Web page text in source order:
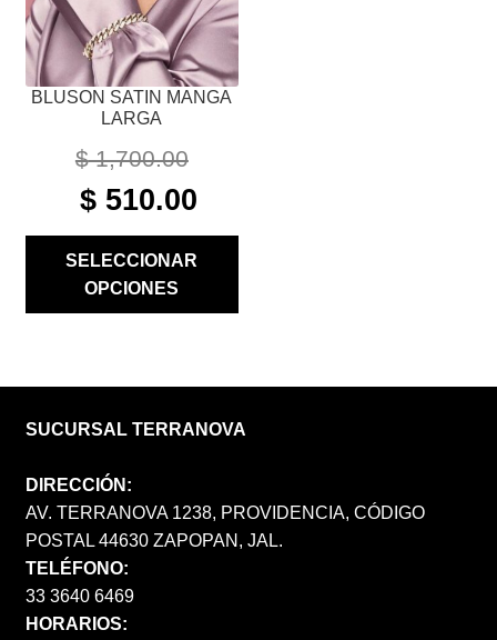
BLUSON SATIN MANGA
LARGA
$1,700.00
ORIGINAL
PRICE
$ 1,700.00.
$ 510.00
SELECCIONAR
OPCIONES
EN
LA
PÁGINA
DE
SUCURSAL TERRANOVA
DIRECCIÓN:
AV. TERRANOVA 1238, PROVIDENCIA, CÓDIGO
POSTAL 44630 ZAPOPAN, JAL.
TELÉFONO:
33 3640 6469
HORARIOS: